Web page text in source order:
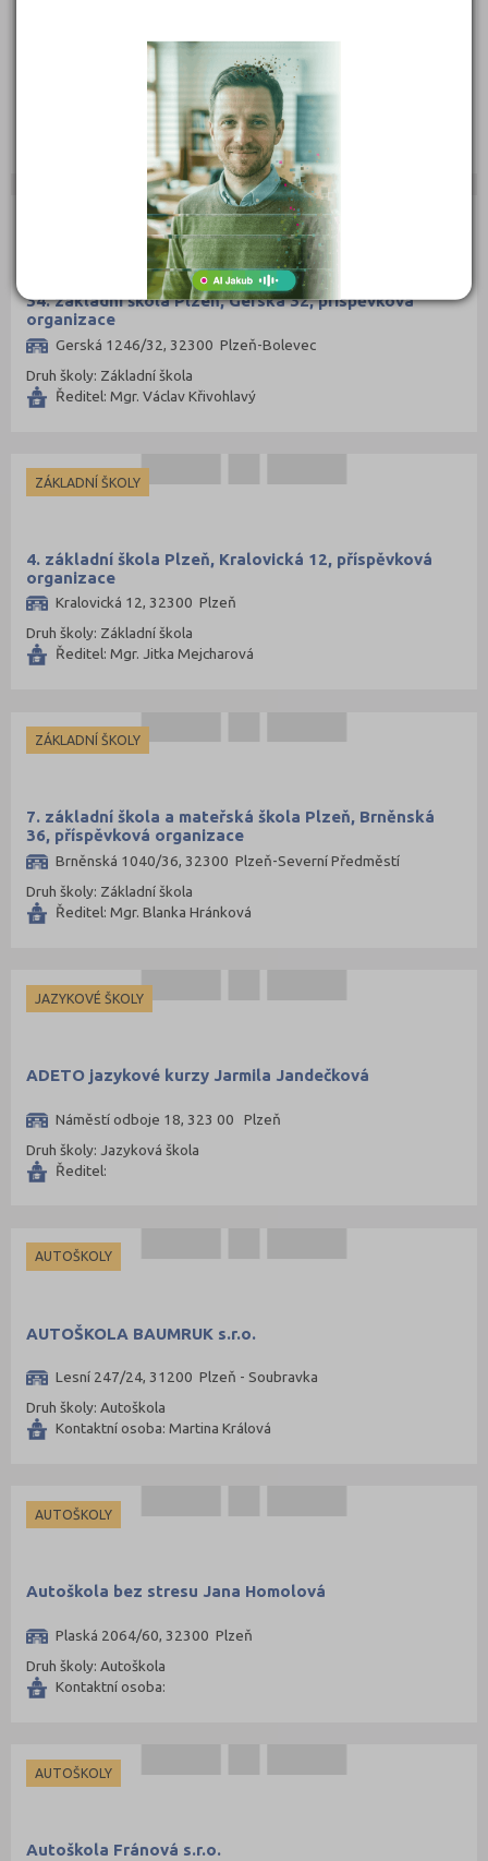
33. základní škola Plzeň, T. Brzkové 31, příspěvková
Terezie Brzkové 1024/31, 31800 Plzeň
Druh školy: Základní škola
Ředitel: Mgr. Radek Růžička
34. základní škola Plzeň, Gerská 32, příspěvková
organizace
Gerská 1246/32, 32300 Plzeň-Bolevec
Druh školy: Základní škola
Ředitel: Mgr. Václav Křivohlavý
ZÁKLADNÍ ŠKOLY
4. základní škola Plzeň, Kralovická 12, příspěvková
organizace
Kralovická 12, 32300 Plzeň
Druh školy: Základní škola
Ředitel: Mgr. Jitka Mejcharová
ZÁKLADNÍ ŠKOLY
7. základní škola a mateřská škola Plzeň, Brněnská
36, příspěvková organizace
Brněnská 1040/36, 32300 Plzeň-Severní Předměstí
Druh školy: Základní škola
Ředitel: Mgr. Blanka Hránková
JAZYKOVÉ ŠKOLY
ADETO jazykové kurzy Jarmila Jandečková
Náměstí odboje 18, 323 00 Plzeň
Druh školy: Jazyková škola
Ředitel:
AUTOŠKOLY
AUTOŠKOLA BAUMRUK s.r.o.
Lesní 247/24, 31200 Plzeň - Soubravka
Druh školy: Autoškola
Kontaktní osoba: Martina Králová
AUTOŠKOLY
Autoškola bez stresu Jana Homolová
Plaská 2064/60, 32300 Plzeň
Druh školy: Autoškola
Kontaktní osoba:
AUTOŠKOLY
Autoškola Fránová s.r.o.